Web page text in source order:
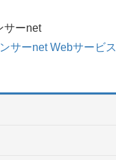
サーnet
サーnet Webサービス